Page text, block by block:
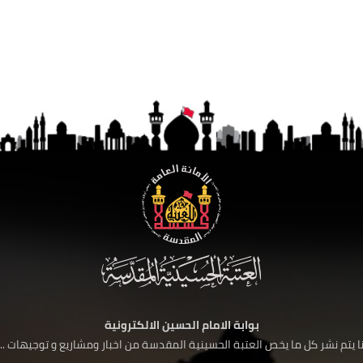
بوابة الامام الحسين الالكترونية
يتم نشر كل ما يخص العتبة الحسينية المقدسة من اخبار ومشاريع و توجيهات